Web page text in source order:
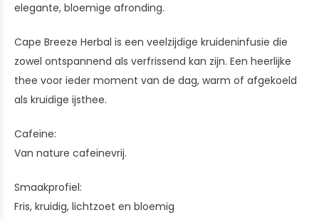
elegante, bloemige afronding.
Cape Breeze Herbal is een veelzijdige kruideninfusie die
zowel ontspannend als verfrissend kan zijn. Een heerlijke
thee voor ieder moment van de dag, warm of afgekoeld
als kruidige ijsthee.
Cafeïne:
Van nature cafeïnevrij.
Smaakprofiel:
Fris, kruidig, lichtzoet en bloemig